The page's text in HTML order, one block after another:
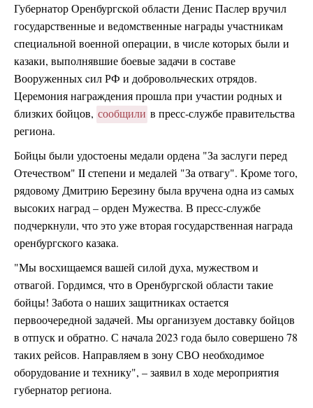
Губернатор Оренбургской области Денис Паслер вручил
государственные и ведомственные награды участникам
специальной военной операции, в числе которых были и
казаки, выполнявшие боевые задачи в составе
Вооруженных cил РФ и добровольческих отрядов.
Церемония награждения прошла при участии родных и
близких бойцов, сообщили в пресс-службе правительства
региона.
Бойцы были удостоены медали ордена "За заслуги перед
Отечеством" II степени и медалей "За отвагу". Кроме того,
рядовому Дмитрию Березину была вручена одна из самых
высоких наград – орден Мужества. В пресс-службе
подчеркнули, что это уже вторая государственная награда
оренбургского казака.
"Мы восхищаемся вашей силой духа, мужеством и
отвагой. Гордимся, что в Оренбургской области такие
бойцы! Забота о наших защитниках остается
первоочередной задачей. Мы организуем доставку бойцов
в отпуск и обратно. С начала 2023 года было совершено 78
таких рейсов. Направляем в зону СВО необходимое
оборудование и технику", – заявил в ходе мероприятия
губернатор региона.